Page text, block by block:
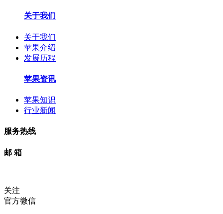
关于我们
关于我们
苹果介绍
发展历程
苹果资讯
苹果知识
行业新闻
服务热线
邮 箱
关注
官方微信